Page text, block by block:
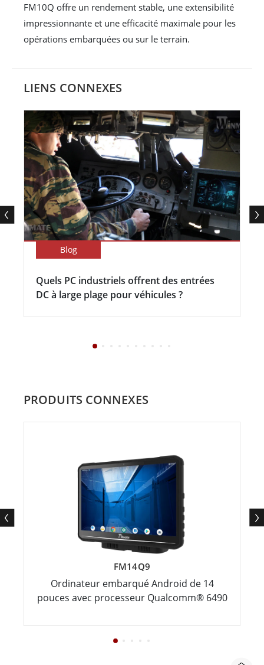
FM10Q offre un rendement stable, une extensibilité
impressionnante et une efficacité maximale pour les
opérations embarquées ou sur le terrain.
LIENS CONNEXES
Blog
Quels PC industriels offrent des entrées
DC à large plage pour véhicules ?
PRODUITS CONNEXES
FM14Q9
Ordinateur embarqué Android de 14
pouces avec processeur Qualcomm® 6490